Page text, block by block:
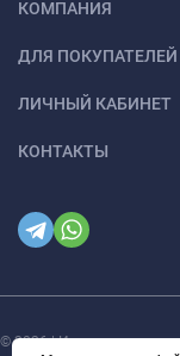
КОМПАНИЯ
ДЛЯ ПОКУПАТЕЛЕЙ
ЛИЧНЫЙ КАБИНЕТ
КОНТАКТЫ
© 2026 | Интернет